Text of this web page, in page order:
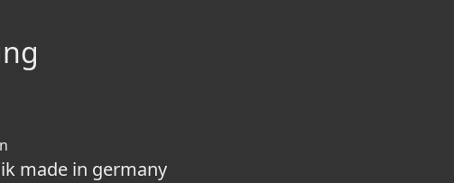
made in germany